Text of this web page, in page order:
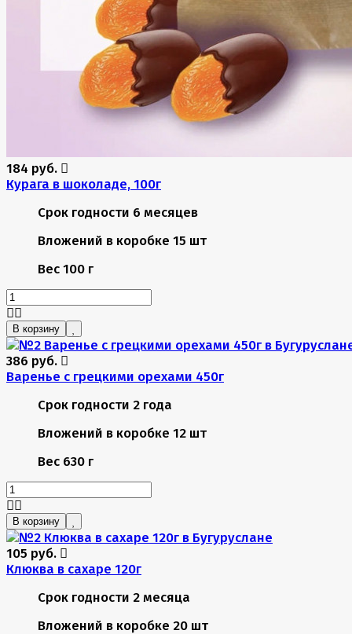
184 руб.
Курага в шоколаде, 100г
Срок годности 6 месяцев
Вложений в коробке 15 шт
Вес 100 г
В корзину
386 руб.
Варенье с грецкими орехами 450г
Срок годности 2 года
Вложений в коробке 12 шт
Вес 630 г
В корзину
105 руб.
Клюква в сахаре 120г
Срок годности 2 месяца
Вложений в коробке 20 шт